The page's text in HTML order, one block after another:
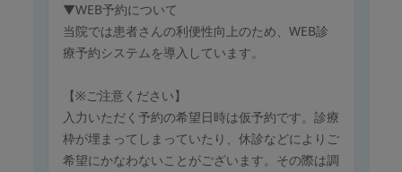
▼WEB予約について
当院では患者さんの利便性向上のため、WEB診
療予約システムを導入しています。
【※ご注意ください】
入力いただく予約の希望日時は仮予約です。診療
枠が埋まってしまっていたり、休診などによりご
希望にかなわないことがございます。その際は調